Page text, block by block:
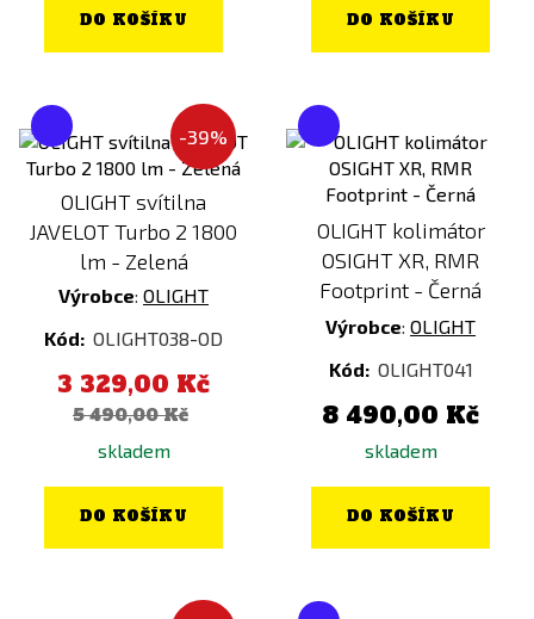
DO KOŠÍKU DO KOŠÍKU
-39%
OLIGHT svítilna
JAVELOT Turbo 2 1800
lm - Zelená
Výrobce: OLIGHT
Kód: OLIGHT038-OD
3 329,00 Kč
5 490,00 Kč
skladem
DO KOŠÍKU
OLIGHT kolimátor
OSIGHT XR, RMR
Footprint - Černá
Výrobce: OLIGHT
Kód: OLIGHT041
8 490,00 Kč
skladem
DO KOŠÍKU